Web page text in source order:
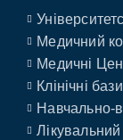
Медичний
Медичні
Клінічні бази
Навчально-
Лікувальний